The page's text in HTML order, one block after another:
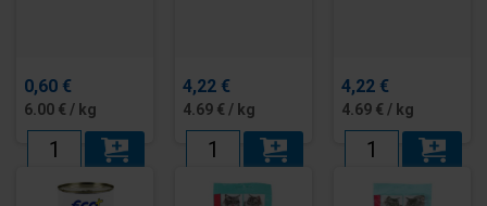
0,60 €
6.00 € / kg
4,22 €
4.69 € / kg
4,22 €
4.69 € / kg